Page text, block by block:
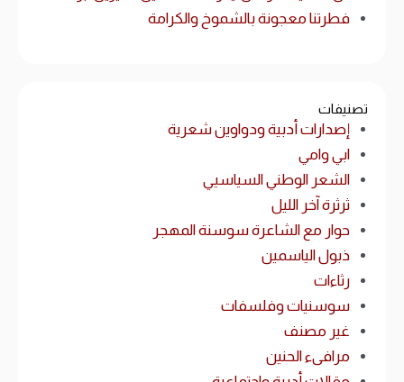
فطرتنا معجونة بالشموخ والكرامة
تصنيفات
إصدارات أدبية ودواوين شعرية
ابي وامي
الشعر الوطني السياسيي
ثرثرة آخر الليل
حوار مع الشاعرة سوسنة المهجر
ذبول الياسمين
رثاءات
سوسنيات وفلسفات
غير مصنف
مرافىء الحنين